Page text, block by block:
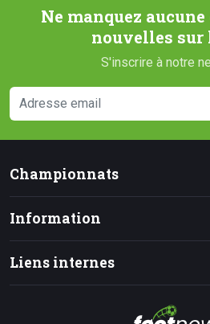
Ne manquez
nouvelles sur
S'inscrire à notre
Championnats
Information
Liens internes